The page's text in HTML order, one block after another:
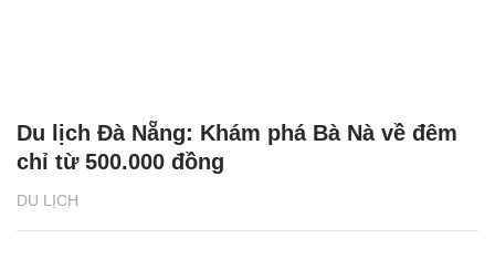
DU LỊCH
Du lịch Đà Nẵng: Khám phá Bà Nà về đêm
chỉ từ 500.000 đồng